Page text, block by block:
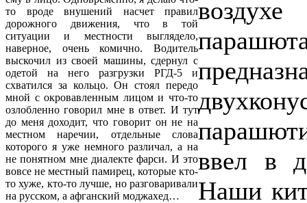
то вроде внушений насчет правил
дорожного движения, что в той
ситуации и местности выглядело,
наверное, очень комично. Водитель
выскочил из своей машины, сдернул с
одетой на него разгрузки РГД-5 и
схватился за кольцо. Он стоял передо
мной с окровавленным лицом и что-то
озлобленно говорил мне в ответ. И тут
до меня доходит, что говорит он не на
местном наречии, отдельные слова
которого я уже немного различал, а на
не понятном мне диалекте фарси. И это
вовсе не местный памирец, которые кто-
то хуже, кто-то лучше, но разговаривали
на русском, а афганский моджахед…
воздухе
ввел в
Наши